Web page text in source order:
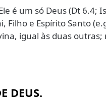
é um só Deus (Dt 6.4;
Filho e Espírito Santo
igual às duas
DEUS.